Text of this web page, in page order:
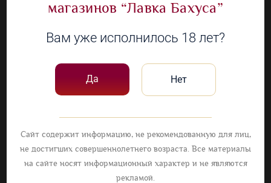
купажированный
0.5 л., РОССИЯ, 40%
899,99
799,99 ₽
Наличие в 76 магазинах
магазинов “Лавка Бахуса”
Вам уже исполнилось 18 лет?
Да Нет
Сайт содержит информацию, не рекомендованную для лиц,
не достигших совершеннолетнего возраста. Все материалы
на сайте носят информационный характер и не являются
рекламой.